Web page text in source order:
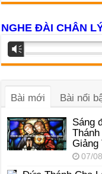
NGHE ĐÀI CHÂN
Trình
phát
âm
Vm
Bài mới Bài nổi
Sáng
Giảng
07/